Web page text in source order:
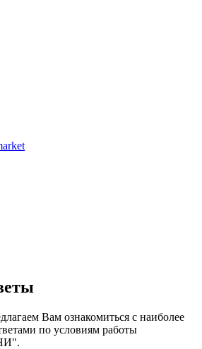
Вам ознакомиться с наиболее
по условиям работы